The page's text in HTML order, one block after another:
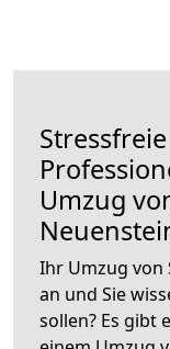
Umzug
Ihr Umzug von
an und Sie
sollen? Es gibt